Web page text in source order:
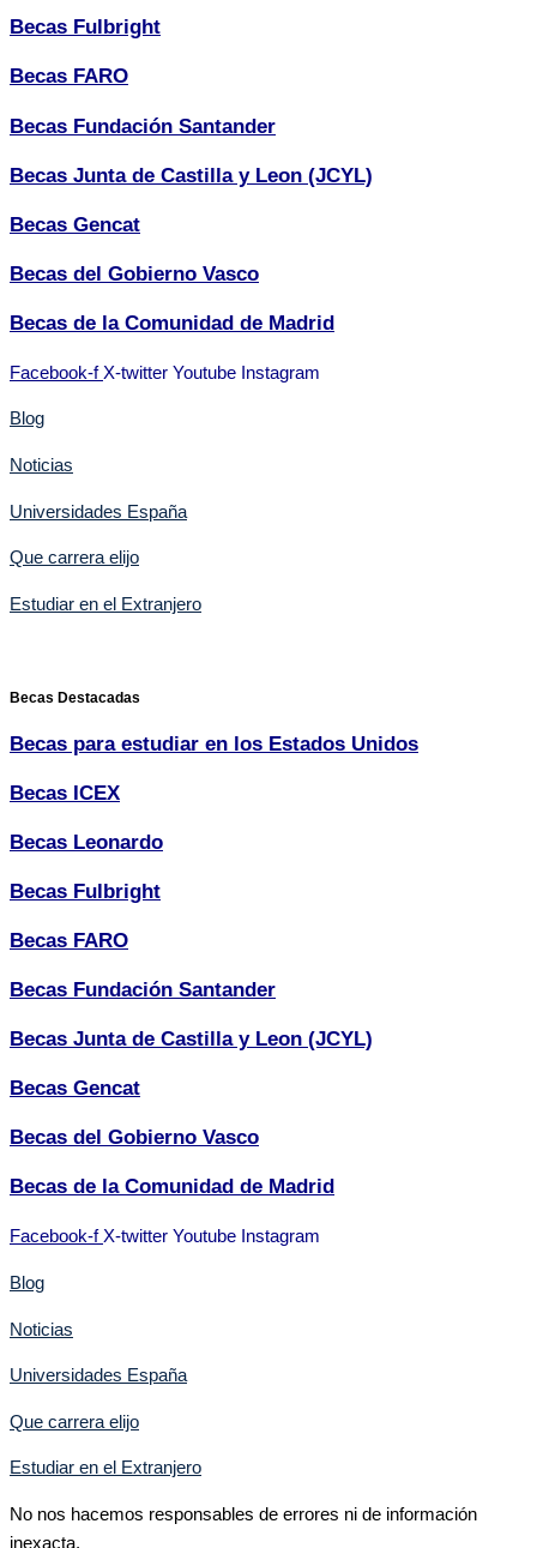
Becas Fulbright
Becas FARO
Becas Fundación Santander
Becas Junta de Castilla y Leon (JCYL)
Becas Gencat
Becas del Gobierno Vasco
Becas de la Comunidad de Madrid
Facebook-f X-twitter Youtube Instagram
Blog
Noticias
Universidades España
Que carrera elijo
Estudiar en el Extranjero
Becas Destacadas
Becas para estudiar en los Estados Unidos
Becas ICEX
Becas Leonardo
Becas Fulbright
Becas FARO
Becas Fundación Santander
Becas Junta de Castilla y Leon (JCYL)
Becas Gencat
Becas del Gobierno Vasco
Becas de la Comunidad de Madrid
Facebook-f X-twitter Youtube Instagram
Blog
Noticias
Universidades España
Que carrera elijo
Estudiar en el Extranjero
No nos hacemos responsables de errores ni de información
inexacta.